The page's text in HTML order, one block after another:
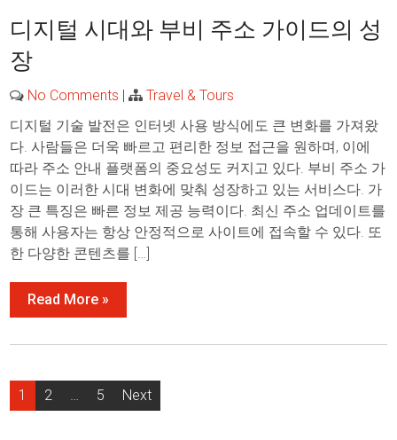
디지털 시대와 부비 주소 가이드의 성
장
No Comments |
Travel & Tours
디지털 기술 발전은 인터넷 사용 방식에도 큰 변화를 가져왔
다. 사람들은 더욱 빠르고 편리한 정보 접근을 원하며, 이에
따라 주소 안내 플랫폼의 중요성도 커지고 있다. 부비 주소 가
이드는 이러한 시대 변화에 맞춰 성장하고 있는 서비스다. 가
장 큰 특징은 빠른 정보 제공 능력이다. 최신 주소 업데이트를
통해 사용자는 항상 안정적으로 사이트에 접속할 수 있다. 또
한 다양한 콘텐츠를 […]
Read More »
Posts
pagination
1 2 … 5 Next